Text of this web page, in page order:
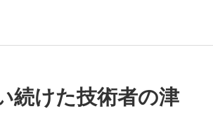
続けた技術者の津